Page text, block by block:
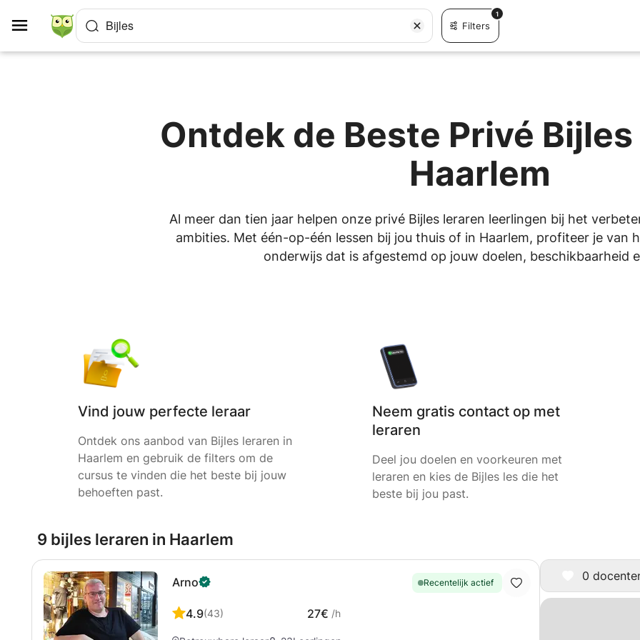
Bijles Filters
1
Ontdek de Beste Privé
Haarlem
Al meer dan tien jaar helpen onze privé Bijles leraren leerlingen bij het
ambities. Met één-op-één lessen bij jou thuis of in Haarlem, profiteer je van
onderwijs dat is afgestemd op jouw doelen, beschikbaarheid
Vind jouw perfecte leraar
Ontdek ons aanbod van Bijles leraren in
Haarlem en gebruik de filters om de
cursus te vinden die het beste bij jouw
behoeften past.
Neem gratis contact op met
leraren
Deel jou doelen en voorkeuren met
leraren en kies de Bijles les die het
beste bij jou past.
0
9 bijles leraren in Haarlem
Arno Recentelijk actief
4.9(43) 27€ /h